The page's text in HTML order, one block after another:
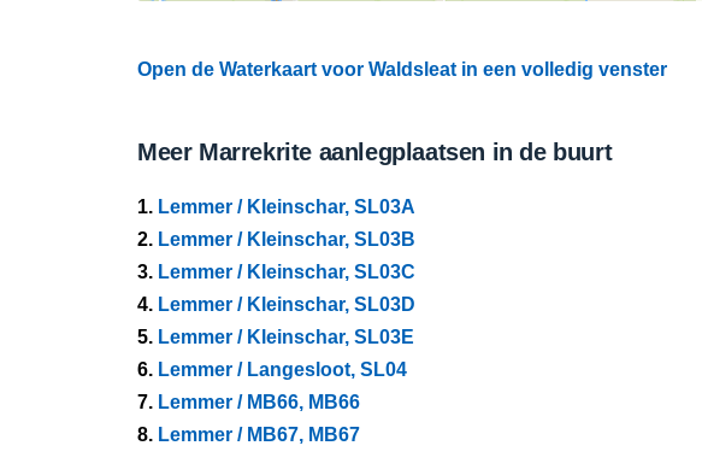
Open de Waterkaart voor Waldsleat in een volledig venster
Meer Marrekrite aanlegplaatsen in de buurt
1. Lemmer / Kleinschar, SL03A
2. Lemmer / Kleinschar, SL03B
3. Lemmer / Kleinschar, SL03C
4. Lemmer / Kleinschar, SL03D
5. Lemmer / Kleinschar, SL03E
6. Lemmer / Langesloot, SL04
7. Lemmer / MB66, MB66
8. Lemmer / MB67, MB67